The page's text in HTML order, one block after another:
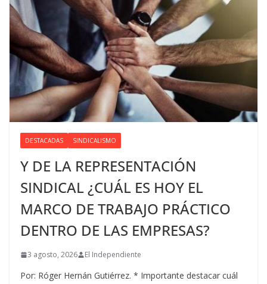
DESTACADAS SINDICALISMO
Y DE LA REPRESENTACIÓN
SINDICAL ¿CUÁL ES HOY EL
MARCO DE TRABAJO PRÁCTICO
DENTRO DE LAS EMPRESAS?
3 agosto, 2026 El Independiente
Por: Róger Hernán Gutiérrez. * Importante destacar cuál